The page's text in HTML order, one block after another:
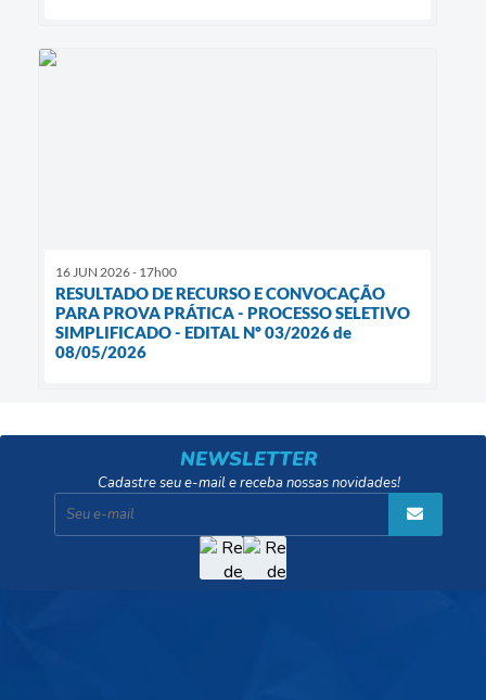
16 JUN 2026 - 17h00
RESULTADO DE RECURSO E CONVOCAÇÃO
PARA PROVA PRÁTICA - PROCESSO SELETIVO
SIMPLIFICADO - EDITAL Nº 03/2026 de
08/05/2026
NEWSLETTER
Cadastre seu e-mail e receba nossas novidades!